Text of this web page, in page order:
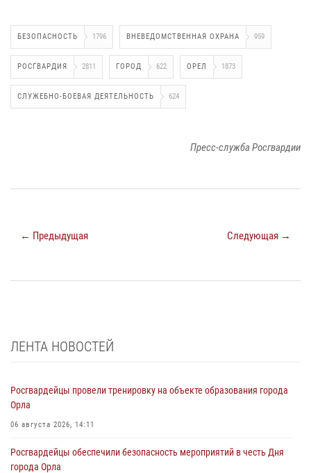
БЕЗОПАСНОСТЬ 1796 ВНЕВЕДОМСТВЕННАЯ ОХРАНА 959
РОСГВАРДИЯ 2811 ГОРОД 622 ОРЕЛ 1873
СЛУЖЕБНО-БОЕВАЯ ДЕЯТЕЛЬНОСТЬ 624
Пресс-служба Росгвардии
← Предыдущая Следующая →
ЛЕНТА НОВОСТЕЙ
Росгвардейцы провели тренировку на объекте образования города
Орла
06 августа 2026, 14:11
Росгвардейцы обеспечили безопасность мероприятий в честь Дня
города Орла